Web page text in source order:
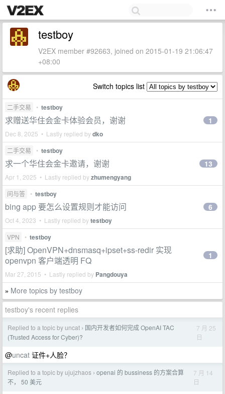
testboy
V2EX member #92663, joined on 2015-01-19 21:06:47
+08:00
Switch topics list
二手交易 • testboy
求赠送华住会金卡体验会员，谢谢
Dec 8, 2025 • Lastly replied bydko
1
二手交易 • testboy
求一个华住会金卡邀请，谢谢
Apr 1, 2025 • Lastly replied byzhumengyang
13
问与答 • testboy
bing app 要怎么设置规则才能访问
Oct 4, 2023 • Lastly replied bytestboy
6
VPN • testboy
[求助] OpenVPN+dnsmasq+ipset+ss-redir 实现
openvpn 客户端透明 FQ
Mar 27, 2015 • Lastly replied by Pangdouya
1
» More topics by testboy
testboy's recent replies
Replied to a topic by uncat › 国内开发者如何完成 OpenAI TAC
(Trusted Access for Cyber)?
7 月 25
日
@uncat 证件+人脸？
Replied to a topic by ujujzhaos › openai 的 bussiness 的方案合算
不， 50 美元
7 月 14
日